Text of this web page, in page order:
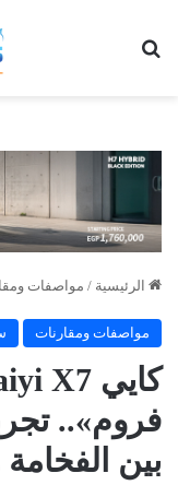
الرئيسية / مواصفات
مواصفات ومقارنات
فروم»..
بين الفخامة